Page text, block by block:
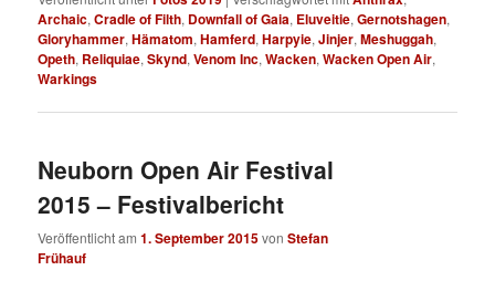
Archaic,Cradle of Filth, Downfall of Gaia, Eluveitie,Gernotshagen,
Gloryhammer,Hämatom,Hamferd,Harpyie,Jinjer,Meshuggah,
Opeth, Reliquiae,Skynd,Venom Inc,Wacken,Wacken Open Air,
Warkings
Neuborn Open Air Festival
2015 – Festivalbericht
Veröffentlicht am1. September 2015vonStefan
Frühauf